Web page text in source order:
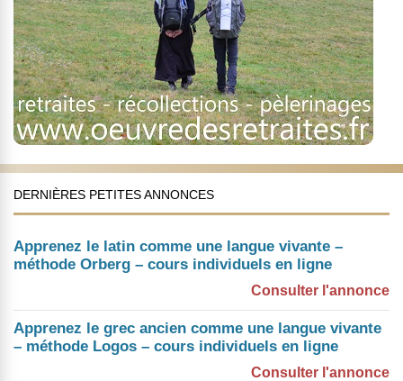
DERNIÈRES PETITES ANNONCES
Apprenez le latin comme une langue vivante –
méthode Orberg – cours individuels en ligne
Consulter l'annonce
Apprenez le grec ancien comme une langue vivante
– méthode Logos – cours individuels en ligne
Consulter l'annonce